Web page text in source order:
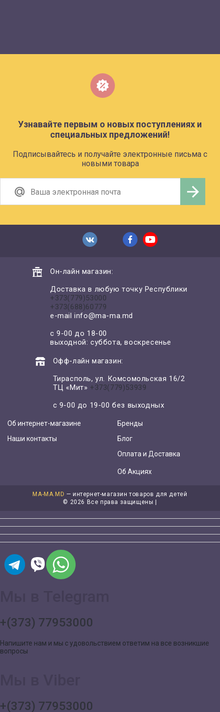
Узнавайте первым о новых поступлениях и
специальных предложений!
Подписывайтесь и получайте электронные письма с
новыми товара
Он-лайн магазин:
Доставка в любую точку Республики
+373(779)53000
+373(688)60779
e-mailinfo@ma-ma.md
с 9-00 до 18-00
выходной: суббота, воскресенье
Офф-лайн магазин:
Тирасполь, ул. Комсомольская 16/2
ТЦ «Мит» +373(779)53939
с 9-00 до 19-00 без выходных
Об интернет-магазине
Наши контакты
Бренды
Блог
Оплата и Доставка
Об Акциях
MA-MA.MD — интернет-магазин товаров для детей
© 2026 Все права защищены |
+(373) 77953000
Напишите нам и мы с удовольствием ответим на все возникшие
вопросы
+(373) 77953000